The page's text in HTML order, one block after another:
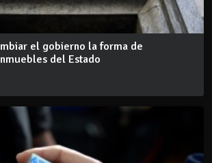
el gobierno la forma de
del Estado